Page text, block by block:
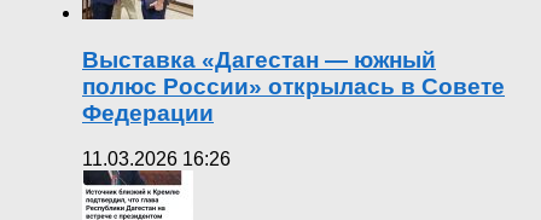
Выставка «Дагестан — южный
полюс России» открылась в Совете
Федерации
11.03.2026 16:26